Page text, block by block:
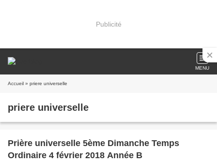
Publicité
MENU
Accueil » priere universelle
priere universelle
Prière universelle 5ème Dimanche Temps
Ordinaire 4 février 2018 Année B